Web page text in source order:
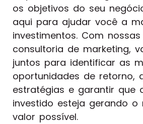
os objetivos do seu
aqui para ajudar você a
investimentos. Com
consultoria de marketing,
juntos para identificar as
oportunidades de retorno,
estratégias e garantir que
investido esteja gerando o
valor possível.